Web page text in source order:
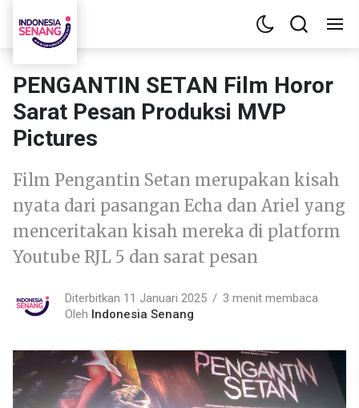
PENGANTIN SETAN Film Horor
Sarat Pesan Produksi MVP
Pictures
Film Pengantin Setan merupakan kisah
nyata dari pasangan Echa dan Ariel yang
menceritakan kisah mereka di platform
Youtube RJL 5 dan sarat pesan
Diterbitkan 11 Januari 2025
3 menit membaca
Oleh Indonesia Senang